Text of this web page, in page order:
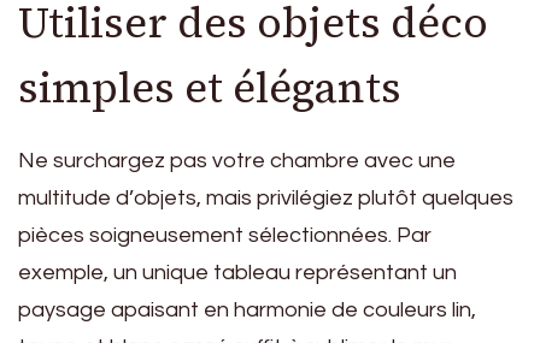
Utiliser des objets déco
simples et élégants
Ne surchargez pas votre chambre avec une
multitude d’objets, mais privilégiez plutôt quelques
pièces soigneusement sélectionnées. Par
exemple, un unique tableau représentant un
paysage apaisant en harmonie de couleurs lin,